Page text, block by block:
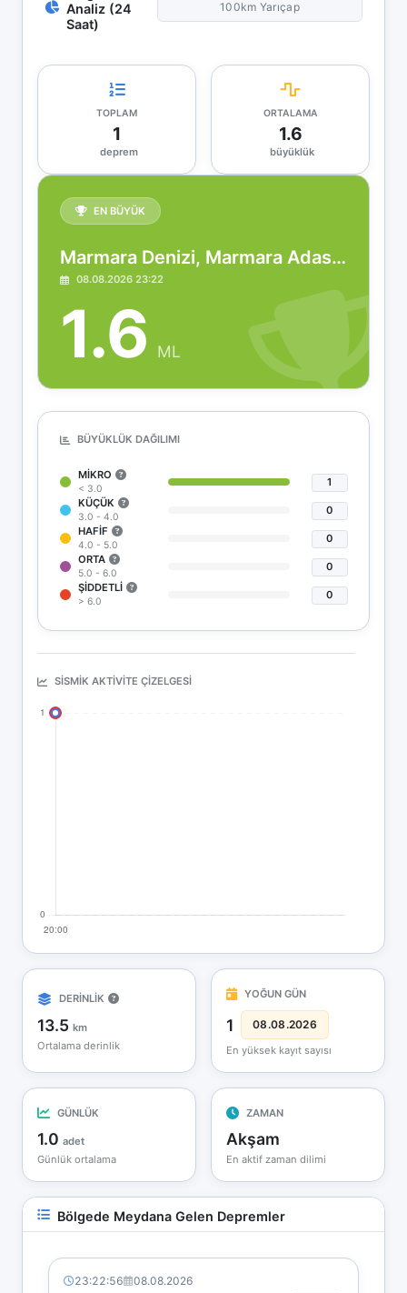
Analiz (24
Saat)
100km Yarıçap
TOPLAM
1
deprem
ORTALAMA
1.6
büyüklük
EN BÜYÜK
Marmara Denizi, Marmara Adası, Marmara (Balıkesir)
08.08.2026 23:22
1.6 ML
BÜYÜKLÜK DAĞILIMI
MIKRO
< 3.0
1
KÜÇÜK
3.0 - 4.0
0
HAFIF
4.0 - 5.0
0
ORTA
5.0 - 6.0
0
ŞIDDETLI
> 6.0
0
SISMIK AKTIVITE ÇIZELGESI
DERİNLİK
13.5 km
Ortalama derinlik
YOĞUN GÜN
1 08.08.2026
En yüksek kayıt sayısı
GÜNLÜK
1.0 adet
Günlük ortalama
ZAMAN
Akşam
En aktif zaman dilimi
Bölgede Meydana Gelen Depremler
23:22:56 08.08.2026